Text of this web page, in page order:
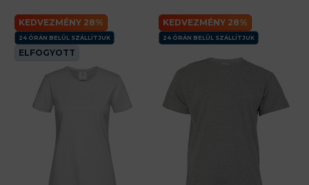
KEDVEZMÉNY 28%
24 ÓRÁN BELÜL SZÁLLÍTJUK
ELFOGYOTT
KEDVEZMÉNY 28%
24 ÓRÁN BELÜL SZÁLLÍTJUK